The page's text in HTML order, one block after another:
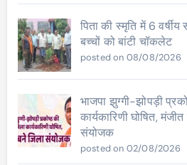
पिता की स्मृति में 6 वर्षीय
बच्चों को बांटी चॉकलेट
posted on 08/08/2026
भाजपा झुग्गी-झोपड़ी
कार्यकारिणी घोषित,
संयोजक
posted on 02/08/2026